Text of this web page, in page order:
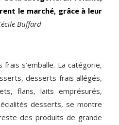
le marché, grâce à leur
Buffard
s’emballe. La catégorie,
desserts frais allégés,
flans, laits emprésurés,
desserts, se montre
des produits de grande